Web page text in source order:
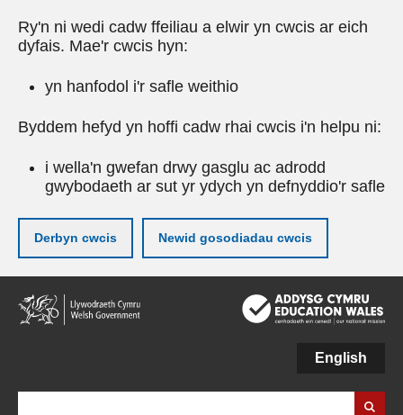
Ry'n ni wedi cadw ffeiliau a elwir yn cwcis ar eich
dyfais. Mae'r cwcis hyn:
yn hanfodol i'r safle weithio
Byddem hefyd yn hoffi cadw rhai cwcis i'n helpu ni:
i wella'n gwefan drwy gasglu ac adrodd
gwybodaeth ar sut yr ydych yn defnyddio'r safle
Derbyn cwcis Newid gosodiadau cwcis
Neidio
i'r
prif
English